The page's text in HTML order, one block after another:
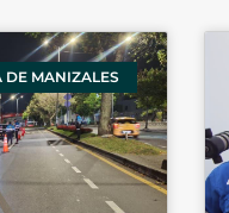
DE MANIZALES